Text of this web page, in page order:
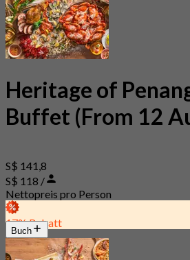
Heritage of
Buffet (From 12
S$ 141,8
S$ 118 /
Nettopreis pro Person
17% Rabatt
Buch